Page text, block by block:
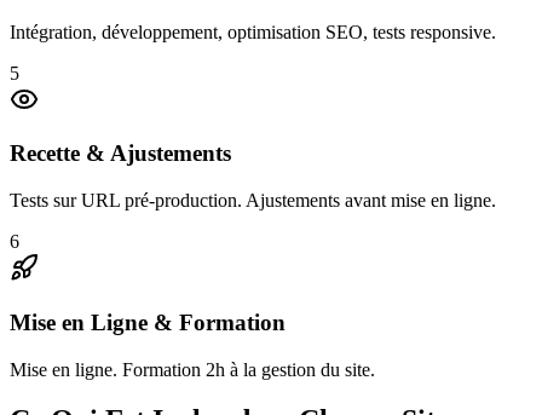
Intégration, développement, optimisation SEO, tests responsive.
5
Recette & Ajustements
Tests sur URL pré-production. Ajustements avant mise en ligne.
6
Mise en Ligne & Formation
Mise en ligne. Formation 2h à la gestion du site.